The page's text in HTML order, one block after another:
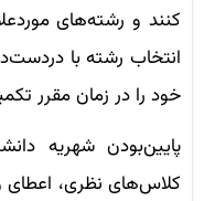
کنند و رشته‌های
انتخاب رشته با
خود را در زمان مقرر
پایین‌بودن شهریه